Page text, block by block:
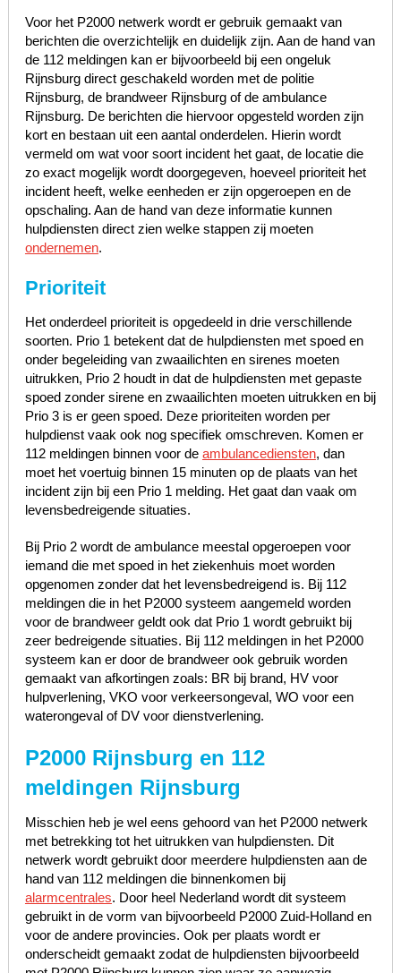
Voor het P2000 netwerk wordt er gebruik gemaakt van
berichten die overzichtelijk en duidelijk zijn. Aan de hand van
de 112 meldingen kan er bijvoorbeeld bij een ongeluk
Rijnsburg direct geschakeld worden met de politie
Rijnsburg, de brandweer Rijnsburg of de ambulance
Rijnsburg. De berichten die hiervoor opgesteld worden zijn
kort en bestaan uit een aantal onderdelen. Hierin wordt
vermeld om wat voor soort incident het gaat, de locatie die
zo exact mogelijk wordt doorgegeven, hoeveel prioriteit het
incident heeft, welke eenheden er zijn opgeroepen en de
opschaling. Aan de hand van deze informatie kunnen
hulpdiensten direct zien welke stappen zij moeten
ondernemen.
Prioriteit
Het onderdeel prioriteit is opgedeeld in drie verschillende
soorten. Prio 1 betekent dat de hulpdiensten met spoed en
onder begeleiding van zwaailichten en sirenes moeten
uitrukken, Prio 2 houdt in dat de hulpdiensten met gepaste
spoed zonder sirene en zwaailichten moeten uitrukken en bij
Prio 3 is er geen spoed. Deze prioriteiten worden per
hulpdienst vaak ook nog specifiek omschreven. Komen er
112 meldingen binnen voor de ambulancediensten, dan
moet het voertuig binnen 15 minuten op de plaats van het
incident zijn bij een Prio 1 melding. Het gaat dan vaak om
levensbedreigende situaties.
Bij Prio 2 wordt de ambulance meestal opgeroepen voor
iemand die met spoed in het ziekenhuis moet worden
opgenomen zonder dat het levensbedreigend is. Bij 112
meldingen die in het P2000 systeem aangemeld worden
voor de brandweer geldt ook dat Prio 1 wordt gebruikt bij
zeer bedreigende situaties. Bij 112 meldingen in het P2000
systeem kan er door de brandweer ook gebruik worden
gemaakt van afkortingen zoals: BR bij brand, HV voor
hulpverlening, VKO voor verkeersongeval, WO voor een
waterongeval of DV voor dienstverlening.
P2000 Rijnsburg en 112
meldingen Rijnsburg
Misschien heb je wel eens gehoord van het P2000 netwerk
met betrekking tot het uitrukken van hulpdiensten. Dit
netwerk wordt gebruikt door meerdere hulpdiensten aan de
hand van 112 meldingen die binnenkomen bij
alarmcentrales. Door heel Nederland wordt dit systeem
gebruikt in de vorm van bijvoorbeeld P2000 Zuid-Holland en
voor de andere provincies. Ook per plaats wordt er
onderscheidt gemaakt zodat de hulpdiensten bijvoorbeeld